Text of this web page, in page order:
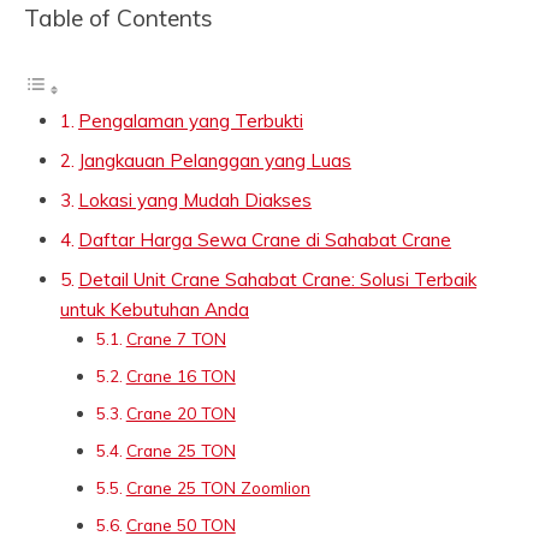
Table of Contents
Pengalaman yang Terbukti
Jangkauan Pelanggan yang Luas
Lokasi yang Mudah Diakses
Daftar Harga Sewa Crane di Sahabat Crane
Detail Unit Crane Sahabat Crane: Solusi Terbaik
untuk Kebutuhan Anda
Crane 7 TON
Crane 16 TON
Crane 20 TON
Crane 25 TON
Crane 25 TON Zoomlion
Crane 50 TON